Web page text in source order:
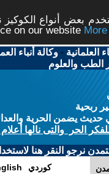
بعض أنواع
on our website
العلمانية -وكالة أنباء
الطب والعلوم
ربحية
يضمن الحرية
الحر والتى نالها
نرجو النقر هنا
كوردي